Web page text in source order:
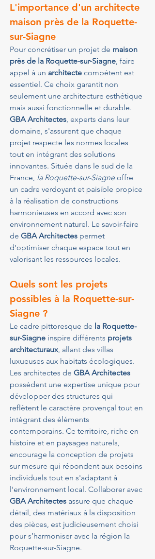
L'importance d'un architecte
maison près de la Roquette-
sur-Siagne
Pour concrétiser un projet de maison
près de la Roquette-sur-Siagne, faire
appel à un architecte compétent est
essentiel. Ce choix garantit non
seulement une architecture esthétique
mais aussi fonctionnelle et durable.
GBA Architectes, experts dans leur
domaine, s'assurent que chaque
projet respecte les normes locales
tout en intégrant des solutions
innovantes. Située dans le sud de la
France, la Roquette-sur-Siagne offre
un cadre verdoyant et paisible propice
à la réalisation de constructions
harmonieuses en accord avec son
environnement naturel. Le savoir-faire
de GBA Architectes permet
d’optimiser chaque espace tout en
valorisant les ressources locales.
Quels sont les projets
possibles à la Roquette-sur-
Siagne ?
Le cadre pittoresque de la Roquette-
sur-Siagne inspire différents projets
architecturaux, allant des villas
luxueuses aux habitats écologiques.
Les architectes de GBA Architectes
possèdent une expertise unique pour
développer des structures qui
reflètent le caractère provençal tout en
intégrant des éléments
contemporains. Ce territoire, riche en
histoire et en paysages naturels,
encourage la conception de projets
sur mesure qui répondent aux besoins
individuels tout en s'adaptant à
l’environnement local. Collaborer avec
GBA Architectes assure que chaque
détail, des matériaux à la disposition
des pièces, est judicieusement choisi
pour s’harmoniser avec la région la
Roquette-sur-Siagne.